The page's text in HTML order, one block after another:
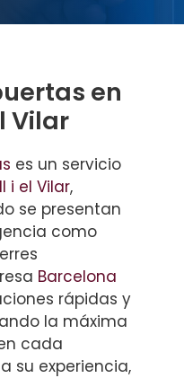
en
Vilar
es un servicio
i el Vilar,
se presentan
como
Barcelona
rápidas y
la máxima
cada
su experiencia,